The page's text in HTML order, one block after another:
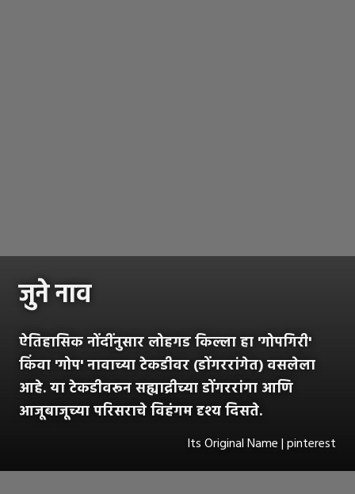
जुने नाव
ऐतिहासिक नोंदींनुसार लोहगड किल्ला हा 'गोपगिरी'
किंवा 'गोप' नावाच्या टेकडीवर (डोंगररांगेत) वसलेला
आहे. या टेकडीवरून सह्याद्रीच्या डोंगररांगा आणि
आजूबाजूच्या परिसराचे विहंगम दृश्य दिसते.
Its Original Name | pinterest